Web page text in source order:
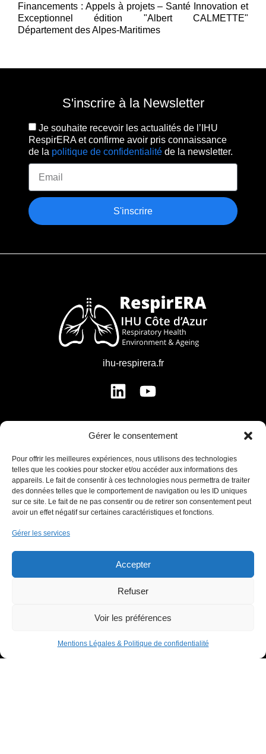
Gérer le consentement
Pour offrir les meilleures expériences, nous utilisons des technologies
telles que les cookies pour stocker et/ou accéder aux informations des
appareils. Le fait de consentir à ces technologies nous permettra de traiter
des données telles que le comportement de navigation ou les ID uniques
sur ce site. Le fait de ne pas consentir ou de retirer son consentement peut
avoir un effet négatif sur certaines caractéristiques et fonctions.
Gérer les services
Accepter
Refuser
Voir les préférences
Mentions Légales & Politique de confidentialité
Financements : Appels à projets – Santé Innovation et
Exceptionnel édition "Albert CALMETTE"
Département des Alpes-Maritimes
S'inscrire à la Newsletter
Je souhaite recevoir les actualités de l’IHU
RespirERA et confirme avoir pris connaissance
de la politique de confidentialité de la newsletter.
S'inscrire
Institut
Stratégie
Offres
Soutenir
Actualités
LISTE DES LIENS UTILES
Mentions Légales
ihu-respirera.fr